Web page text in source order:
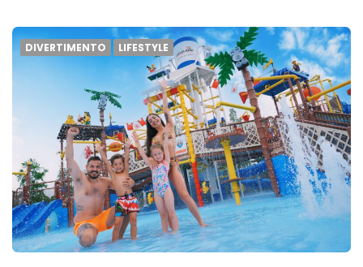
DIVERTIMENTO LIFESTYLE